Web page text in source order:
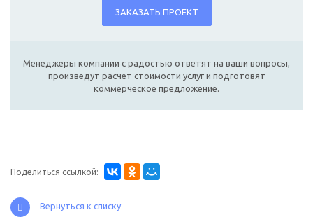
ЗАКАЗАТЬ ПРОЕКТ
Менеджеры компании с радостью ответят на ваши вопросы,
произведут расчет стоимости услуг и подготовят
коммерческое предложение.
Поделиться ссылкой:
Вернуться к списку